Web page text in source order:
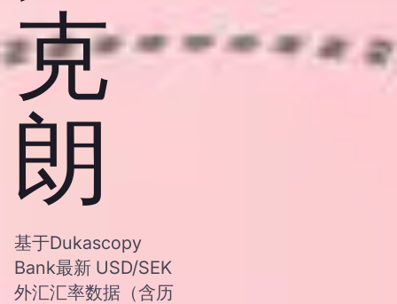
克
朗
基于Dukascopy
Bank最新 USD/SEK
外汇汇率数据（含历